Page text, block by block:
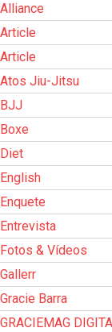
Alliance
Article
Article
Atos Jiu-Jitsu
BJJ
Boxe
Diet
English
Enquete
Entrevista
Fotos & Vídeos
Gallerr
Gracie Barra
GRACIEMAG